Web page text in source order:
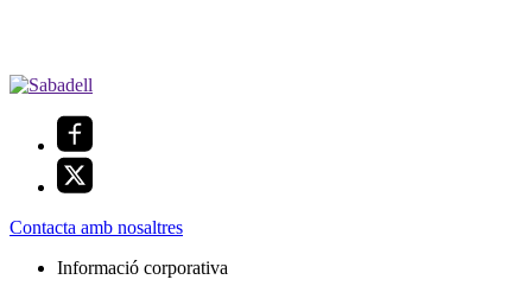
Contacta amb nosaltres
Informació corporativa